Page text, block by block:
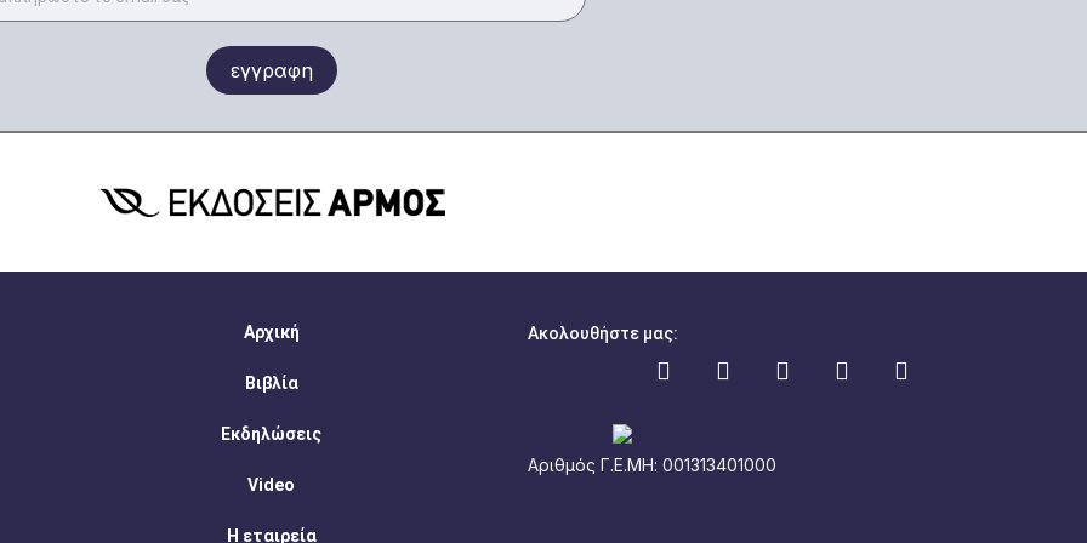
εγγραφη
Αρχική
Βιβλία
Εκδηλώσεις
Video
Η εταιρεία
Ακολουθήστε μας:
Αριθμός Γ.Ε.ΜΗ: 001313401000